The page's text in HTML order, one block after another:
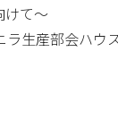
て～
生産部会ハウ